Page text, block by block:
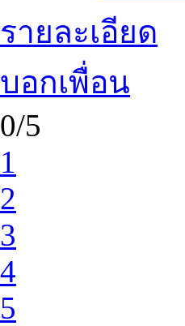
รายละเอียด
บอกเพื่อน
0/5
1
2
3
4
5